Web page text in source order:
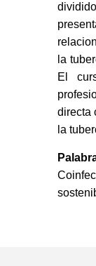
la
El
directa
la